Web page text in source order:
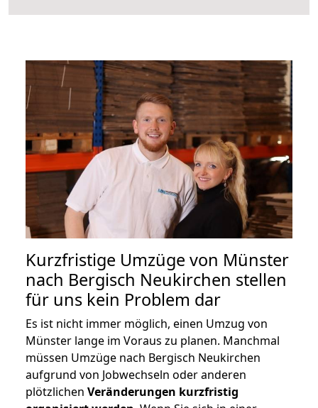
Kurzfristige Umzüge von Münster
nach Bergisch Neukirchen stellen
für uns kein Problem dar
Es ist nicht immer möglich, einen Umzug von
Münster lange im Voraus zu planen. Manchmal
müssen Umzüge nach Bergisch Neukirchen
aufgrund von Jobwechseln oder anderen
plötzlichen Veränderungen kurzfristig